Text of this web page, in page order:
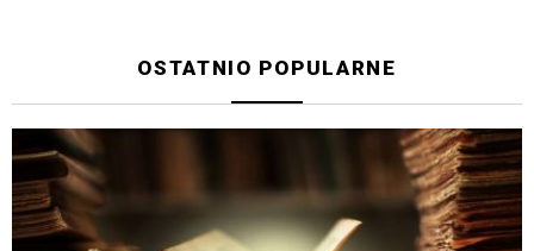
OSTATNIO POPULARNE